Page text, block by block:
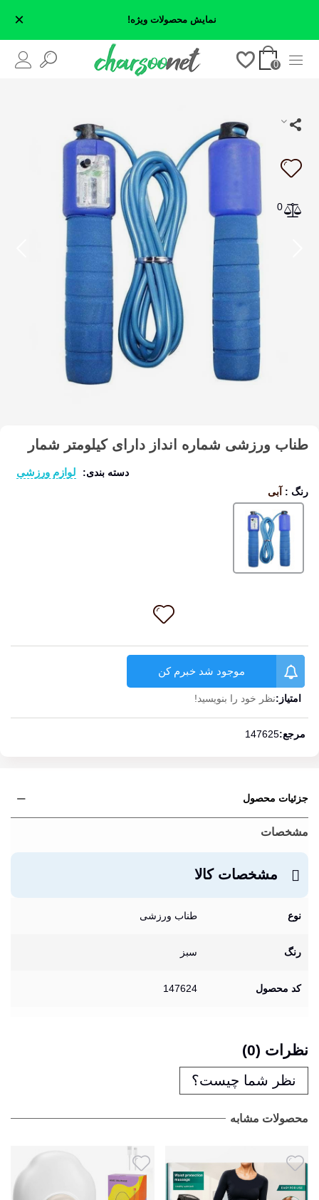
نمایش محصولات ویژه! ×
0
0
طناب ورزشی شماره انداز دارای کیلومتر شمار
دسته بندی: لوازم ورزشی
رنگ : آبی
موجود شد خبرم کن
امتیاز:نظر خود را بنویسید!
مرجع:147625
جزئیات محصول
مشخصات
مشخصات کالا
نوع طناب ورزشی
رنگ سبز
کد محصول 147624
نظرات (0)
نظر شما چیست؟
محصولات مشابه